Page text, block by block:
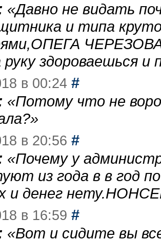
«Давно не видать
и типа
руку здороваешься
в 00:24 #
«Потому что не
»
в 20:56 #
«Почему у
из года в в год
и денег
в 16:59 #
«Вот и сидите вы